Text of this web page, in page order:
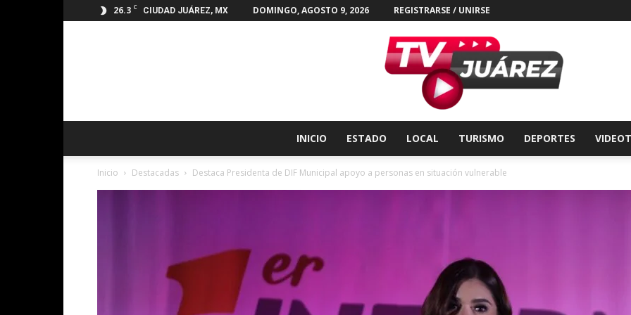
26.3 C CIUDAD JUÁREZ, MX DOMINGO, AGOSTO 9, 2026 REGISTRARSE / UNIRSE
Juárez
INICIO ESTADO LOCAL TURISMO DEPORTES
Inicio Destacadas Destaca Presidenta de DIF Municipal apoyo a personas en situación vulnerable